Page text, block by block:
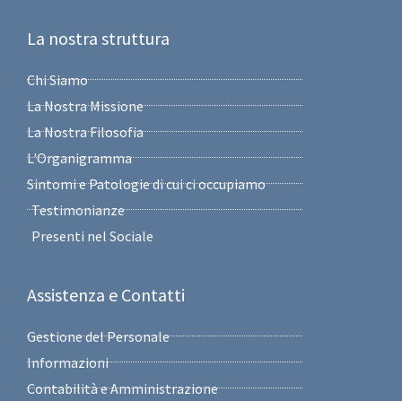
La nostra struttura
Chi Siamo
La Nostra Missione
La Nostra Filosofia
L'Organigramma
Sintomi e Patologie di cui ci occupiamo
Testimonianze
Presenti nel Sociale
Assistenza e Contatti
Gestione del Personale
Informazioni
Contabilità e Amministrazione